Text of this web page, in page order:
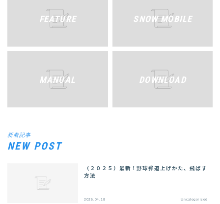
FEATURE SNOW MOBILE
MANUAL DOWNLOAD
新着記事
NEW POST
（２０２５）最新！野球弾道上げかた、飛ばす
方法
2025.04.18 Uncategorized